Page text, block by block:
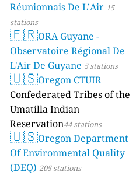
Réunionnais De L’Air 15
stations
🇫🇷ORA Guyane -
Observatoire Régional De
L'Air De Guyane 5 stations
🇺🇸Oregon CTUIR
Confederated Tribes of the
Umatilla Indian
Reservation44 stations
🇺🇸Oregon Department
Of Environmental Quality
(DEQ) 205 stations